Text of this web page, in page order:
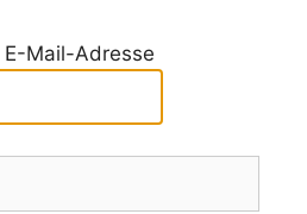
Mail-Adresse